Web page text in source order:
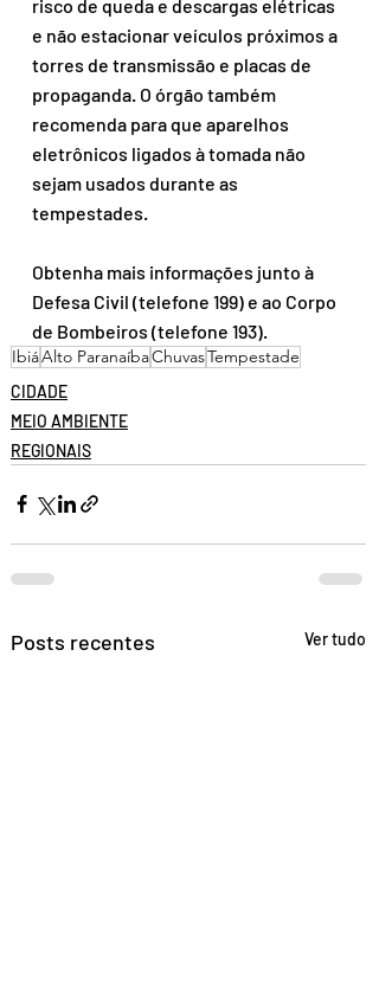
risco de queda e descargas elétricas
e não estacionar veículos próximos a
torres de transmissão e placas de
propaganda. O órgão também
recomenda para que aparelhos
eletrônicos ligados à tomada não
sejam usados durante as
tempestades.
Obtenha mais informações junto à
Defesa Civil (telefone 199) e ao Corpo
de Bombeiros (telefone 193).
IbiáAlto ParanaíbaChuvasTempestade
CIDADE
MEIO AMBIENTE
REGIONAIS
Posts recentes Ver tudo